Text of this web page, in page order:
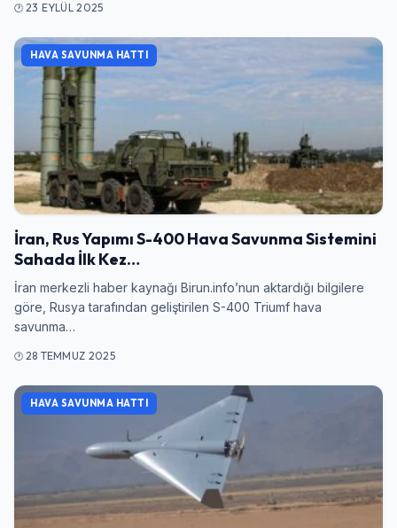
23 EYLÜL 2025
HAVA SAVUNMA HATTI
İran, Rus Yapımı S-400 Hava Savunma Sistemini
Sahada İlk Kez…
İran merkezli haber kaynağı Birun.info’nun aktardığı bilgilere
göre, Rusya tarafından geliştirilen S-400 Triumf hava
savunma…
28 TEMMUZ 2025
HAVA SAVUNMA HATTI
Giriş Yap
Şifre
Giriş Yap